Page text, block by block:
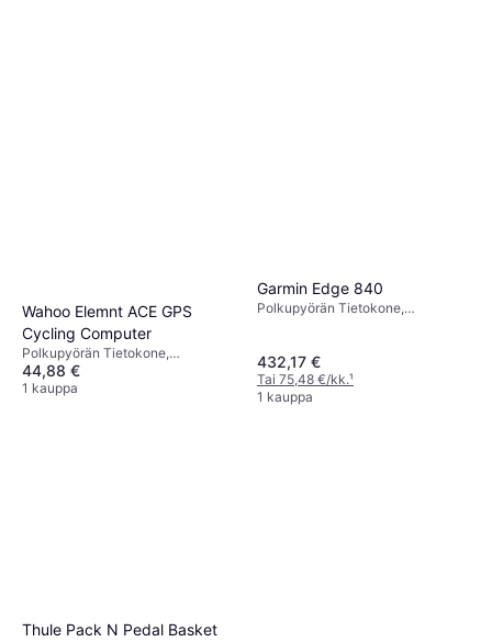
Wahoo Elemnt ACE GPS
Cycling Computer
Polkupyörän Tietokone,
Kosketusnäyttö, Värinäyttö,
Langaton, ANT+
44,88 €
1 kauppa
Garmin Edge 840
Polkupyörän Tietokone,
432,17 €
Tai 75,48 €/kk.¹
1 kauppa
Thule Pack N Pedal Basket